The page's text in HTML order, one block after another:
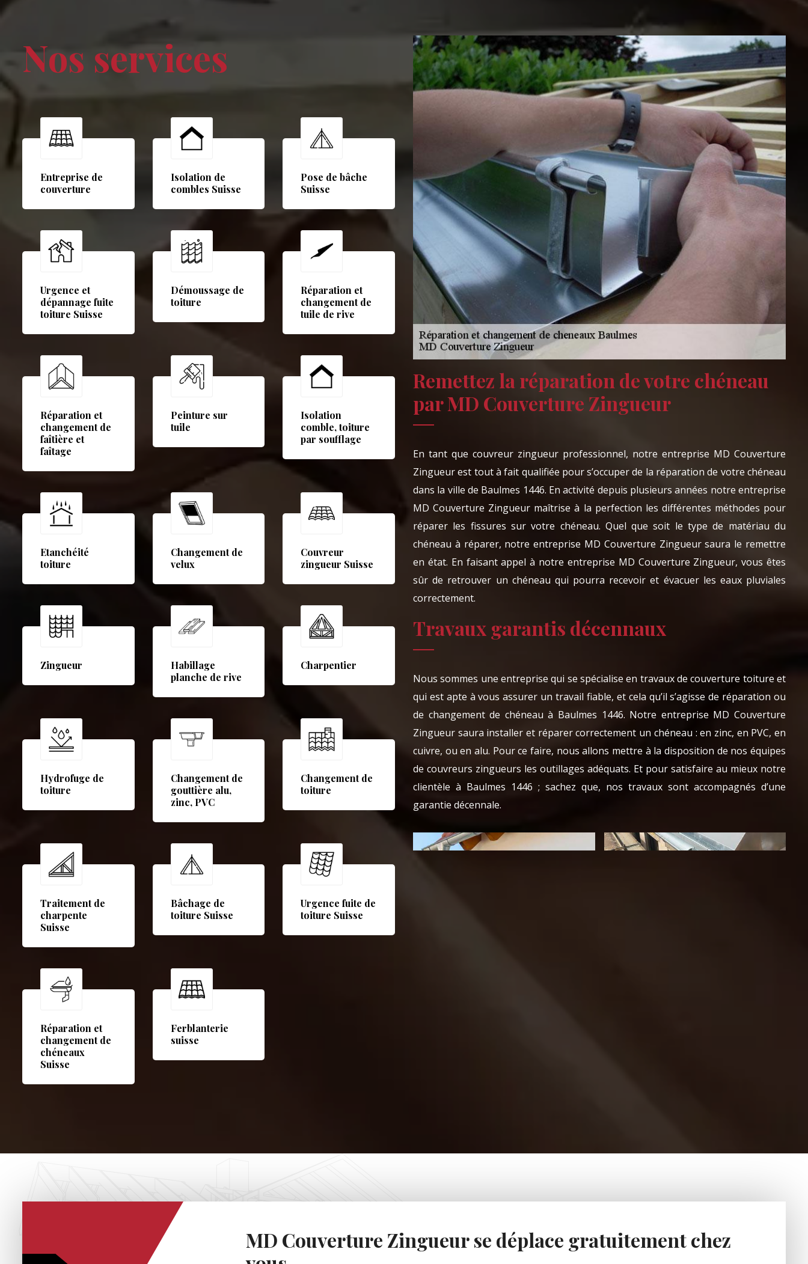
Nos services
Entreprise de
couverture
Isolation de
combles Suisse
Pose de bâche
Suisse
Urgence et
dépannage fuite
toiture Suisse
Démoussage de
toiture
Réparation et
changement de
tuile de rive
Réparation et
changement de
faîtière et
faîtage
Peinture sur
tuile
Isolation
comble, toiture
par soufflage
Etanchéité
toiture
Changement de
velux
Couvreur
zingueur Suisse
Zingueur
Habillage
planche de rive
Charpentier
Hydrofuge de
toiture
Changement de
gouttière alu,
zinc, PVC
Changement de
toiture
Traitement de
charpente
Suisse
Bâchage de
toiture Suisse
Urgence fuite de
toiture Suisse
Réparation et
changement de
chéneaux
Suisse
Ferblanterie
suisse
Remettez la réparation de votre chéneau
par MD Couverture Zingueur
En tant que couvreur zingueur professionnel, notre entreprise MD Couverture
Zingueur est tout à fait qualifiée pour s’occuper de la réparation de votre chéneau
dans la ville de Baulmes 1446. En activité depuis plusieurs années notre entreprise
MD Couverture Zingueur maîtrise à la perfection les différentes méthodes pour
réparer les fissures sur votre chéneau. Quel que soit le type de matériau du
chéneau à réparer, notre entreprise MD Couverture Zingueur saura le remettre
en état. En faisant appel à notre entreprise MD Couverture Zingueur, vous êtes
sûr de retrouver un chéneau qui pourra recevoir et évacuer les eaux pluviales
correctement.
Travaux garantis décennaux
Nous sommes une entreprise qui se spécialise en travaux de couverture toiture et
qui est apte à vous assurer un travail fiable, et cela qu’il s’agisse de réparation ou
de changement de chéneau à Baulmes 1446. Notre entreprise MD Couverture
Zingueur saura installer et réparer correctement un chéneau : en zinc, en PVC, en
cuivre, ou en alu. Pour ce faire, nous allons mettre à la disposition de nos équipes
de couvreurs zingueurs les outillages adéquats. Et pour satisfaire au mieux notre
clientèle à Baulmes 1446 ; sachez que, nos travaux sont accompagnés d’une
garantie décennale.
MD Couverture Zingueur se déplace gratuitement chez